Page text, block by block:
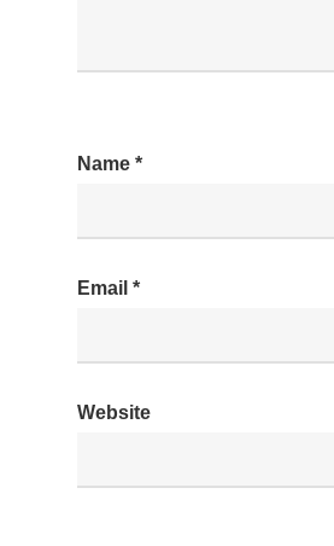
Name *
Email *
Website